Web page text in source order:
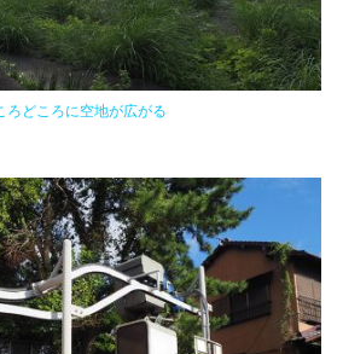
ろどころに空地が広がる